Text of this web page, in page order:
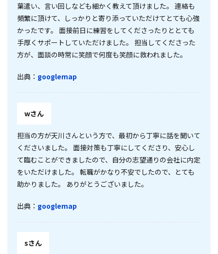
葉遣い、言い回しなども細かく教えて頂けました。 連絡も
頻繁に頂けて、しっかりと寄り添っていただけてとても心強
かったです。 面接前日に練習をしてくださったりととても
手厚くサポートしていただけました。 担当してくださった
方が、面談の時常に笑顔で何度も笑顔に救われました。
出典： googlemap
wさん
担当の方が天川さんという方で、最初から丁寧に話を聞いて
くださいました。 面接対策も丁寧にしてくださり、安心し
て臨むことができましたので、自分の志望通りの会社に内定
をいただけました。 転職がかなり不安でしたので、とても
助かりました。 ありがとうございました。
出典： googlemap
sさん